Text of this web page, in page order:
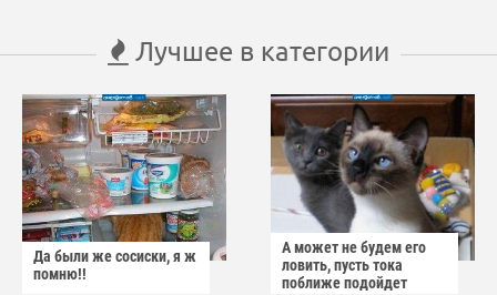
Лучшее в категории
Да были же сосиски, я ж
помню!!
А может не будем его
ловить, пусть тока
поближе подойдет